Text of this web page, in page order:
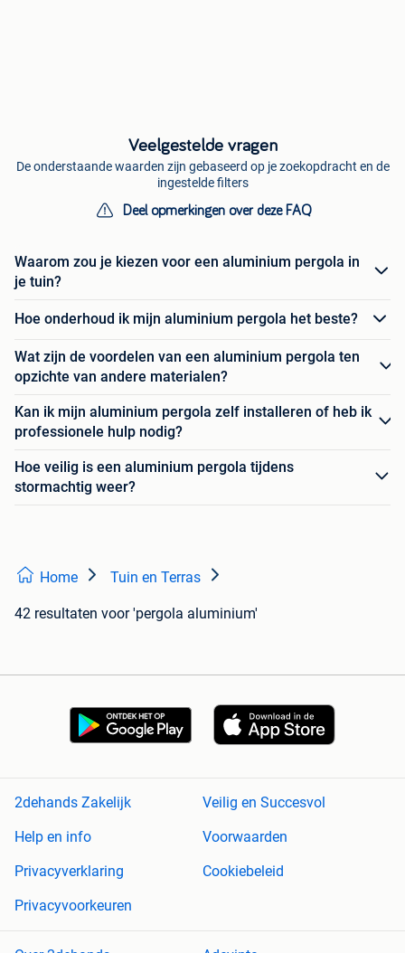
Veelgestelde vragen
De onderstaande waarden zijn gebaseerd op je zoekopdracht en de
ingestelde filters
Deel opmerkingen over deze FAQ
Waarom zou je kiezen voor een aluminium pergola in
je tuin?
Hoe onderhoud ik mijn aluminium pergola het beste?
Wat zijn de voordelen van een aluminium pergola ten
opzichte van andere materialen?
Kan ik mijn aluminium pergola zelf installeren of heb ik
professionele hulp nodig?
Hoe veilig is een aluminium pergola tijdens
stormachtig weer?
Home Tuin en Terras
42 resultaten voor 'pergola aluminium'
2dehands Zakelijk
Veilig en Succesvol
Help en info
Voorwaarden
Privacyverklaring
Cookiebeleid
Privacyvoorkeuren